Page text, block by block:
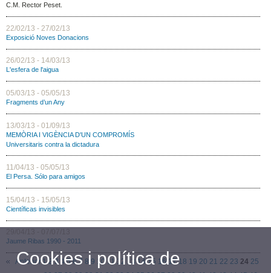
C.M. Rector Peset.
22/02/13 - 27/02/13
Exposició Noves Donacions
26/02/13 - 14/03/13
L'esfera de l'aigua
05/03/13 - 05/05/13
Fragments d’un Any
13/03/13 - 01/09/13
MEMÒRIA I VIGÈNCIA D'UN COMPROMÍS
Universitaris contra la dictadura
11/04/13 - 05/05/13
El Persa. Sólo para amigos
15/04/13 - 15/05/13
Científicas invisibles
Jaume Ribas 1990 - 2011
Anterior1 2 3 4 5 6 7 8 9 10 11 12 13 14 15 16 17 18 19 20 21 22 23 24 25
Cookies i política de